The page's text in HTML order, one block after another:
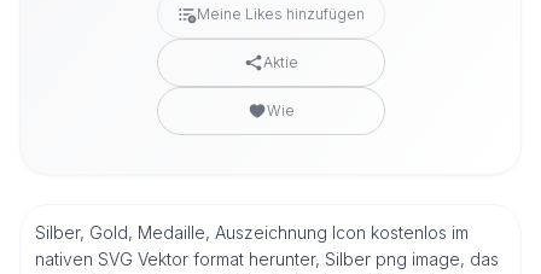
Meine Likes hinzufügen
Aktie
Wie
Silber, Gold, Medaille, Auszeichnung Icon kostenlos im
nativen SVG Vektor format herunter, Silber png image, das